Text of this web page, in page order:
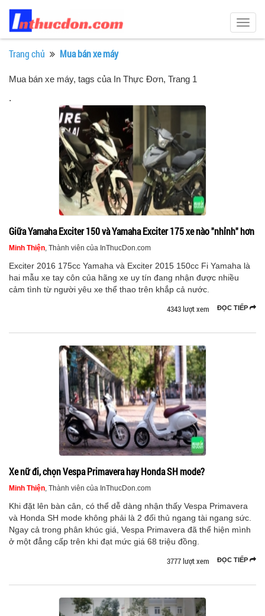
Trang chủ Mua bán xe máy
Mua bán xe máy, tags của In Thực Đơn, Trang 1
.
Giữa Yamaha Exciter 150 và Yamaha Exciter 175 xe nào "nhỉnh" hơn
Minh Thiện, Thành viên của InThucDon.com
Exciter 2016 175cc Yamaha và Exciter 2015 150cc Fi Yamaha là
hai mẫu xe tay côn của hãng xe uy tín đang nhận được nhiều
cảm tình từ người yêu xe thể thao trên khắp cả nước.
ĐỌC TIẾP
4343 lượt xem
Xe nữ đi, chọn Vespa Primavera hay Honda SH mode?
Minh Thiện, Thành viên của InThucDon.com
Khi đặt lên bàn cân, có thể dễ dàng nhận thấy Vespa Primavera
và Honda SH mode không phải là 2 đối thủ ngang tài ngang sức.
Ngay cả trong phân khúc giá, Vespa Primavera đã thể hiện mình
ở một đẳng cấp trên khi đạt mức giá 68 triệu đồng.
ĐỌC TIẾP
3777 lượt xem